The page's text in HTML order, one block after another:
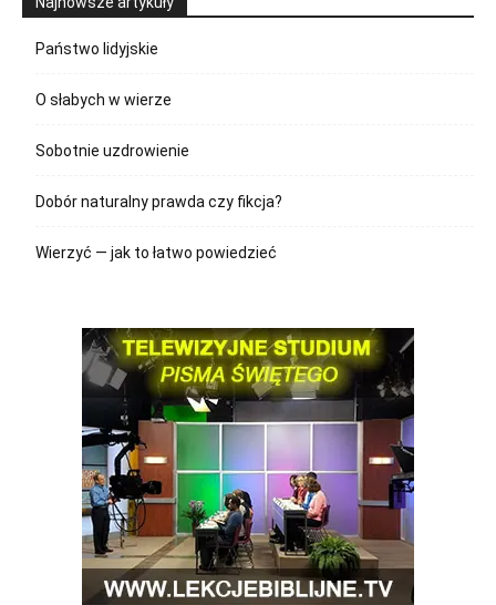
Państwo lidyjskie
O słabych w wierze
Sobotnie uzdrowienie
Dobór naturalny prawda czy fikcja?
Wierzyć — jak to łatwo powiedzieć